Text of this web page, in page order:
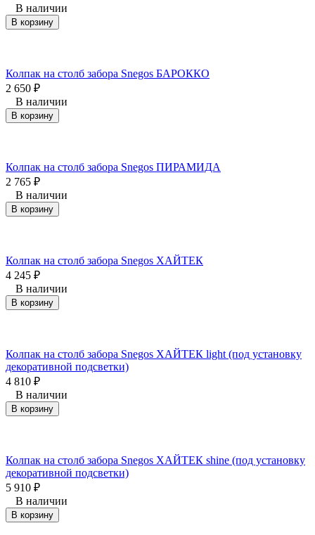
В наличии
В корзину
Колпак на столб забора Snegos БАРОККО
2 650 ₽
В наличии
В корзину
Колпак на столб забора Snegos ПИРАМИДА
2 765 ₽
В наличии
В корзину
Колпак на столб забора Snegos ХАЙТЕК
4 245 ₽
В наличии
В корзину
Колпак на столб забора Snegos ХАЙТЕК light (под установку
декоративной подсветки)
4 810 ₽
В наличии
В корзину
Колпак на столб забора Snegos ХАЙТЕК shine (под установку
декоративной подсветки)
5 910 ₽
В наличии
В корзину